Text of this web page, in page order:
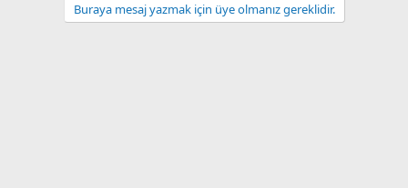
Buraya mesaj yazmak için üye olmanız gereklidir.